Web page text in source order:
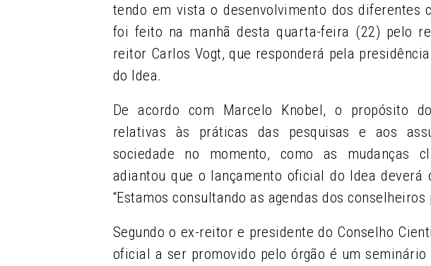
tendo em vista o desenvolvimento dos diferentes
foi feito na manhã desta quarta-feira (22) pelo
reitor Carlos Vogt, que responderá pela
do Idea.
De acordo com Marcelo Knobel, o propósito
relativas às práticas das pesquisas e aos
sociedade no momento, como as mudanças
adiantou que o lançamento oficial do Idea deverá
“Estamos consultando as agendas dos
Segundo o ex-reitor e presidente do Conselho
oficial a ser promovido pelo órgão é um